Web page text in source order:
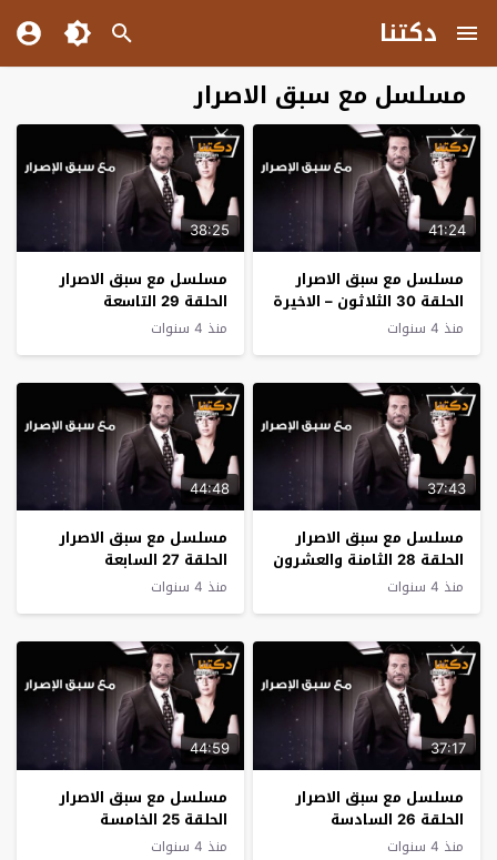
دكتنا
مسلسل مع سبق الاصرار
41:24
مسلسل مع سبق الاصرار
الحلقة 30 الثلاثون – الاخيرة
منذ 4 سنوات
38:25
مسلسل مع سبق الاصرار
الحلقة 29 التاسعة
والعشرون
منذ 4 سنوات
37:43
مسلسل مع سبق الاصرار
الحلقة 28 الثامنة والعشرون
منذ 4 سنوات
44:48
مسلسل مع سبق الاصرار
الحلقة 27 السابعة
والعشرون
منذ 4 سنوات
37:17
مسلسل مع سبق الاصرار
الحلقة 26 السادسة
والعشرون
منذ 4 سنوات
44:59
مسلسل مع سبق الاصرار
الحلقة 25 الخامسة
والعشرون
منذ 4 سنوات